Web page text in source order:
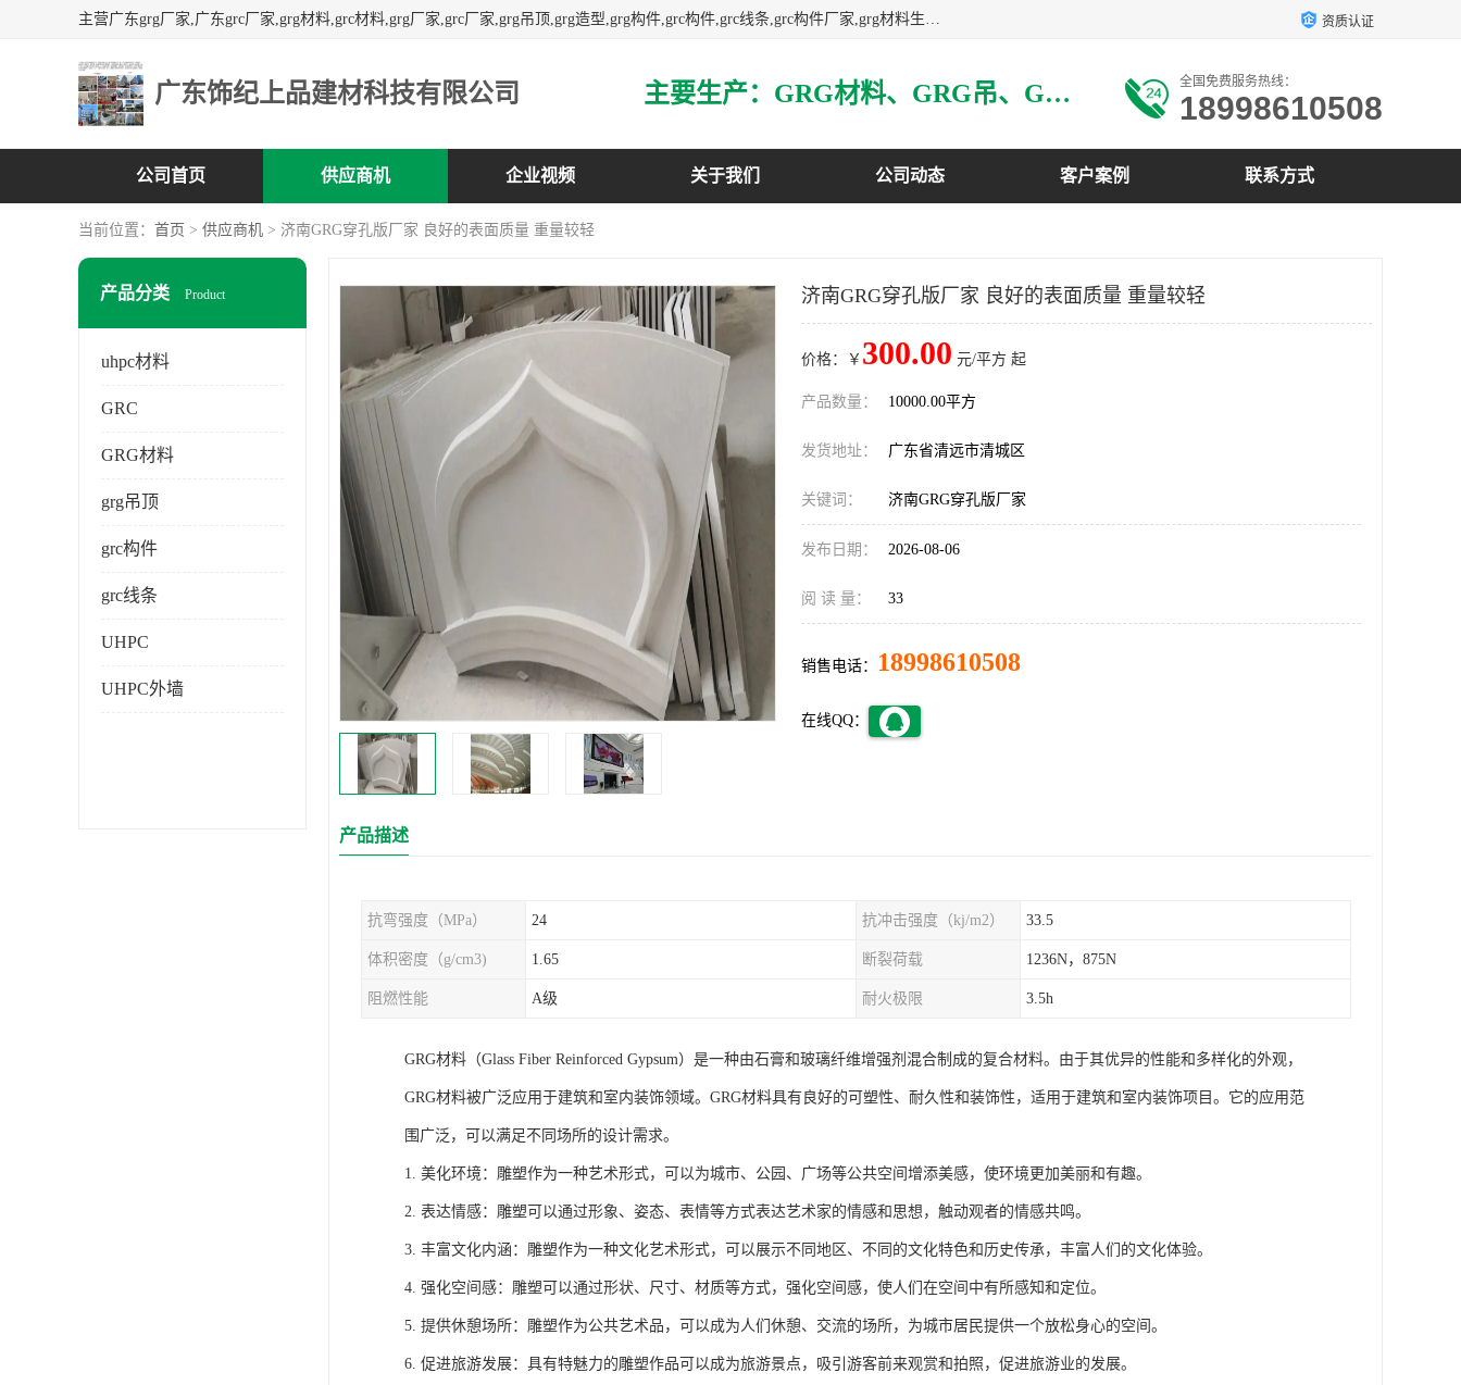
主营广东grg厂家,广东grc厂家,grg材料,grc材料,grg厂家,grc厂家,grg吊顶,grg造型,grg构件,grc构件,grc线条,grc构件厂家,grg材料生产厂家,grg材料定制,uhpc,uhpc厂家,uhpc外墙挂板,uhpc镂空幕墙板,3万平方厂房,如果您对我公司的产品服务感兴趣,请联系我们. 资质认证
广东饰纪上品建材科技有限公司 主要生产：GRG材料、GRG吊、GRG构件、GRG线条、GRG艺术造型、GRG吊材料等 全国免费服务热线：
18998610508
公司首页 供应商机 企业视频 关于我们 公司动态 客户案例 联系方式
当前位置： 首页 > 供应商机 > 济南GRG穿孔版厂家 良好的表面质量 重量较轻
产品分类 Product
uhpc材料
GRC
GRG材料
grg吊顶
grc构件
grc线条
UHPC
UHPC外墙
济南GRG穿孔版厂家 良好的表面质量 重量较轻
价格：￥ 300.00 元/平方 起
产品数量： 10000.00平方
发货地址： 广东省清远市清城区
关键词： 济南GRG穿孔版厂家
发布日期： 2026-08-06
阅 读 量： 33
销售电话： 18998610508
在线QQ：
产品描述
抗弯强度（MPa） 24 抗冲击强度（kj/m2） 33.5
体积密度（g/cm3) 1.65 断裂荷载 1236N，875N
阻燃性能 A级 耐火极限 3.5h
GRG材料（Glass Fiber Reinforced Gypsum）是一种由石膏和玻璃纤维增强剂混合制成的复合材料。由于其优异的性能和多样化的外观，
GRG材料被广泛应用于建筑和室内装饰领域。GRG材料具有良好的可塑性、耐久性和装饰性，适用于建筑和室内装饰项目。它的应用范
围广泛，可以满足不同场所的设计需求。
1. 美化环境：雕塑作为一种艺术形式，可以为城市、公园、广场等公共空间增添美感，使环境更加美丽和有趣。
2. 表达情感：雕塑可以通过形象、姿态、表情等方式表达艺术家的情感和思想，触动观者的情感共鸣。
3. 丰富文化内涵：雕塑作为一种文化艺术形式，可以展示不同地区、不同的文化特色和历史传承，丰富人们的文化体验。
4. 强化空间感：雕塑可以通过形状、尺寸、材质等方式，强化空间感，使人们在空间中有所感知和定位。
5. 提供休憩场所：雕塑作为公共艺术品，可以成为人们休憩、交流的场所，为城市居民提供一个放松身心的空间。
6. 促进旅游发展：具有特魅力的雕塑作品可以成为旅游景点，吸引游客前来观赏和拍照，促进旅游业的发展。